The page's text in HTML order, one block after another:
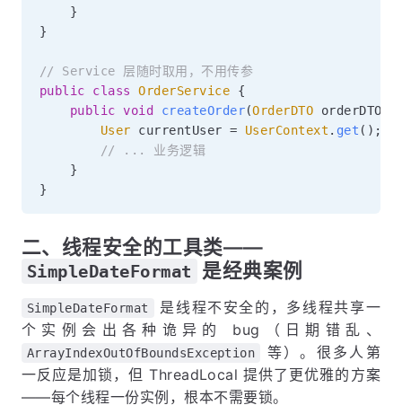
}
}
// Service 层随时取用，不用传参
public
class OrderService
{
public void createOrder(OrderDTO orderDTO
User currentUser = UserContext . get ( ) ;
// ... 业务逻辑
}
}
二、线程安全的工具类——
SimpleDateFormat 是经典案例
SimpleDateFormat
是线程不安全的，多线程共享一
个实例会出各种诡异的 bug（日期错乱、
ArrayIndexOutOfBoundsException
等）。很多人第
一反应是加锁，但 ThreadLocal 提供了更优雅的方案
——每个线程一份实例，根本不需要锁。